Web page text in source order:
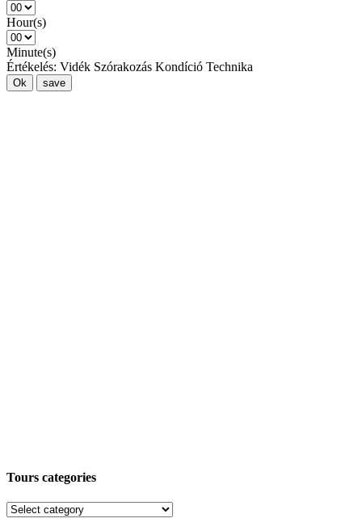
Hour(s)
Minute(s)
Értékelés: Vidék Szórakozás Kondíció Technika
Ok save
Tours categories